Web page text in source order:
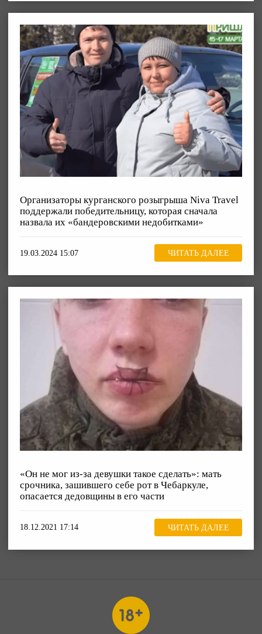
Организаторы курганского розыгрыша Niva Travel
поддержали победительницу, которая сначала
назвала их «бандеровскими недобитками»
19.03.2024 15:07 ЧИТАТЬ ДАЛЕЕ
«Он не мог из-за девушки такое сделать»: мать
срочника, зашившего себе рот в Чебаркуле,
опасается дедовщины в его части
18.12.2021 17:14 ЧИТАТЬ ДАЛЕЕ